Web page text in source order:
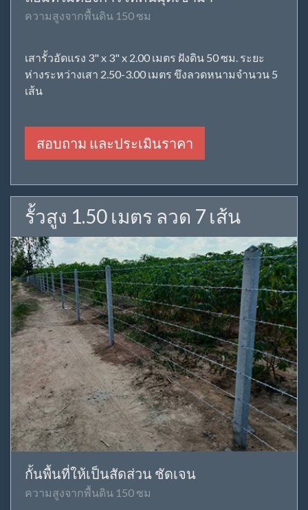
ความสูงจากพื้นดิน 150 ซม
เสารั้วอัดแรง 3" x 3" x 2.00 เมตร ฝังดิน 50 ซม. ระยะ
ห่างระหว่างเสา 2.50-3.00 เมตร ขึงลวดหนามจำนวน 5
เส้น
สอบถาม และประเมินราคา
รั้วสูง 1.50 เมตร ลวด 7 เส้น
กั้นพื้นที่ให้เป็นสัดส่วน ชัดเจน
ความสูงจากพื้นดิน 150 ซม